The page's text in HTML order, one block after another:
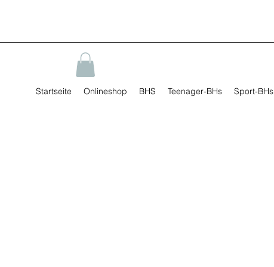
Startseite Onlineshop BHS Teenager-BHs Sport-BHs